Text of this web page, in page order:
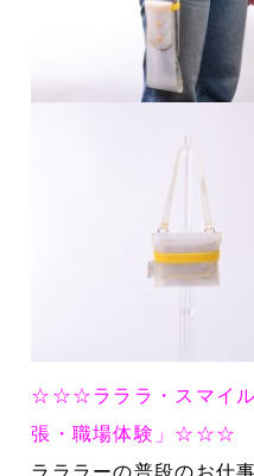
☆☆☆ラララ・スマイル
張・職場体験」☆☆☆
ラララーの普段のお仕